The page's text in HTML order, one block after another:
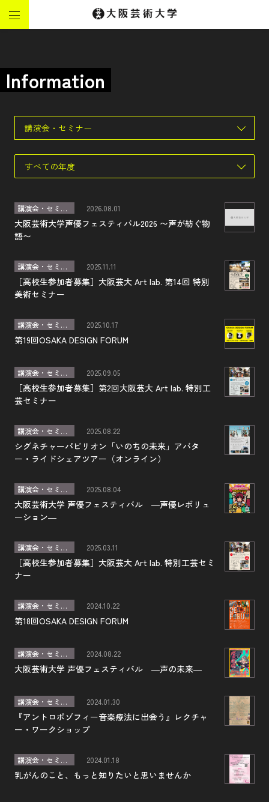
Information
講演会・セミナー
すべての年度
講演会・セミナー 2026.08.01
大阪芸術大学声優フェスティバル2026 〜声が紡ぐ物
語〜
講演会・セミナー 2025.11.11
［高校生参加者募集］大阪芸大 Art lab. 第14回 特別
美術セミナー
講演会・セミナー 2025.10.17
第19回OSAKA DESIGN FORUM
講演会・セミナー 2025.09.05
［高校生参加者募集］第2回大阪芸大 Art lab. 特別工
芸セミナー
講演会・セミナー 2025.08.22
シグネチャーパビリオン「いのちの未来」アバタ
ー・ライドシェアツアー（オンライン）
講演会・セミナー 2025.08.04
大阪芸術大学 声優フェスティバル ―声優レボリュ
ーション―
講演会・セミナー 2025.03.11
［高校生参加者募集］大阪芸大 Art lab. 特別工芸セミ
ナー
講演会・セミナー 2024.10.22
第18回OSAKA DESIGN FORUM
講演会・セミナー 2024.08.22
大阪芸術大学 声優フェスティバル ―声の未来―
講演会・セミナー 2024.01.30
『アントロポゾフィー音楽療法に出会う』レクチャ
ー・ワークショップ
講演会・セミナー 2024.01.18
乳がんのこと、もっと知りたいと思いませんか